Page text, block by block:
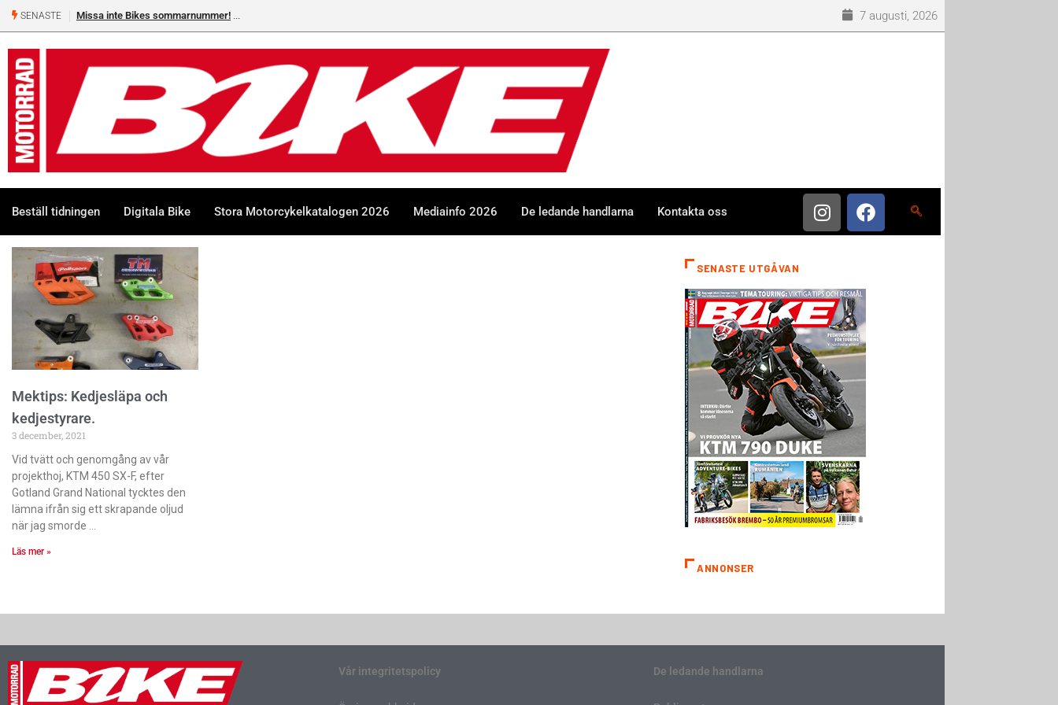
SENASTE Missa inte Bikes sommarnummer! 7 augusti, 2026
Beställ tidningen Digitala Bike Stora Motorcykelkatalogen 2026 Mediainfo 2026 De ledande handlarna Kontakta oss
Mektips: Kedjesläpa och
kedjestyrare.
3 december, 2021
Vid tvätt och genomgång av vår
projekthoj, KTM 450 SX-F, efter
Gotland Grand National tycktes den
lämna ifrån sig ett skrapande oljud
när jag smorde
Läs mer »
SENASTE UTGÅVAN
ANNONSER
Vår integritetspolicy De ledande handlarna